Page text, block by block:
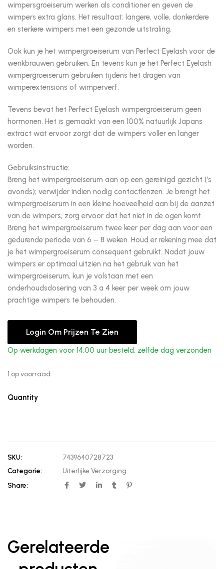
wimpersgroeiserum werken als conditioner en geven de
wimpers extra glans. Het resultaat: langere, volle, donkerdere
en sterkere wimpers met een gezonde uitstraling.
Ook kun je het wimpergroeiserum van Perfect Eyelash voor de
wenkbrauwen gebruiken. En tevens kun je het Perfect Eyelash
wimpergroeiserum gebruiken tijdens het dragen van
wimperextensions of wimperverf.
Tevens bevat het Perfect Eyelash wimpergroeiserum geen
hormonen. Het is gemaakt van een 100% natuurlijk Japans
extract wat ervoor zorgt dat de wimpers voller en langer
worden.
Gebruiksinstructie:
Breng het wimpergroeiserum aan op een gereinigd gezicht (’s
avonds); verwijder indien nodig contactlenzen. Je brengt het
wimpergroeiserum in een kleine hoeveelheid aan bij de aanzet
van de wimpers, zorg ervoor dat het niet in de ogen komt.
Breng het wimpergroeiserum twee keer per dag aan voor een
gedurende periode van 6 – 8 weken. Houd er rekening mee dat
je het wimpergroeiserum consequent gebruikt. Nadat jouw
wimpers er optimaal uitzien na het gebruik van het
wimpergroeiserum, kun je volstaan met een
onderhoudsdosering van 3 a 4 keer per week om jouw
prachtige wimpers te behouden.
Login Om Prijzen Te Zien
Op werkdagen voor 14:00 uur besteld, zelfde dag verzonden
1 op voorraad
Quantity
SKU:
7439640728723
Categorie:
Uiterlijke Verzorging
Share:
Gerelateerde